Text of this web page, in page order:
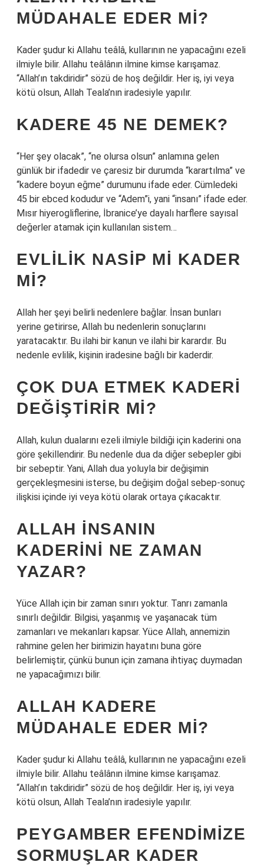
MÜDAHALE EDER MI?
Kader şudur ki Allahu teâlâ, kullarının ne yapacağını ezeli
ilmiyle bilir. Allahu teâlânın ilmine kimse karışamaz.
“Allah’ın takdiridir” sözü de hoş değildir. Her iş, iyi veya
kötü olsun, Allah Teala’nın iradesiyle yapılır.
KADERE 45 NE DEMEK?
“Her şey olacak”, “ne olursa olsun” anlamına gelen
günlük bir ifadedir ve çaresiz bir durumda “karartılma” ve
“kadere boyun eğme” durumunu ifade eder. Cümledeki
45 bir ebced kodudur ve “Adem”i, yani “insanı” ifade eder.
Mısır hiyerogliflerine, İbranice’ye dayalı harflere sayısal
değerler atamak için kullanılan sistem…
EVLILIK NASIP MI KADER
MI?
Allah her şeyi belirli nedenlere bağlar. İnsan bunları
yerine getirirse, Allah bu nedenlerin sonuçlarını
yaratacaktır. Bu ilahi bir kanun ve ilahi bir karardır. Bu
nedenle evlilik, kişinin iradesine bağlı bir kaderdir.
ÇOK DUA ETMEK KADERI
DEĞIŞTIRIR MI?
Allah, kulun dualarını ezeli ilmiyle bildiği için kaderini ona
göre şekillendirir. Bu nedenle dua da diğer sebepler gibi
bir sebeptir. Yani, Allah dua yoluyla bir değişimin
gerçekleşmesini isterse, bu değişim doğal sebep-sonuç
ilişkisi içinde iyi veya kötü olarak ortaya çıkacaktır.
ALLAH INSANIN
KADERINI NE ZAMAN
YAZAR?
Yüce Allah için bir zaman sınırı yoktur. Tanrı zamanla
sınırlı değildir. Bilgisi, yaşanmış ve yaşanacak tüm
zamanları ve mekanları kapsar. Yüce Allah, annemizin
rahmine gelen her birimizin hayatını buna göre
belirlemiştir, çünkü bunun için zamana ihtiyaç duymadan
ne yapacağımızı bilir.
ALLAH KADERE
MÜDAHALE EDER MI?
Kader şudur ki Allahu teâlâ, kullarının ne yapacağını ezeli
ilmiyle bilir. Allahu teâlânın ilmine kimse karışamaz.
“Allah’ın takdiridir” sözü de hoş değildir. Her iş, iyi veya
kötü olsun, Allah Teala’nın iradesiyle yapılır.
PEYGAMBER EFENDIMIZE
SORMUŞLAR KADER